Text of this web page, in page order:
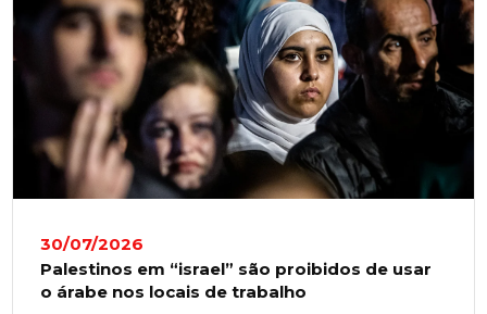
30/07/2026
Palestinos em “israel” são proibidos de usar
o árabe nos locais de trabalho